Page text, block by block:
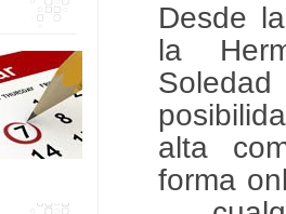
Desde
la
alta
forma